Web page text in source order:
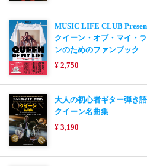
MUSIC LIFE CLUB
クイーン・オブ・マイ・
ンのためのファンブック
¥ 2,750
大人の初心者ギター弾き
クイーン名曲集
¥ 3,190